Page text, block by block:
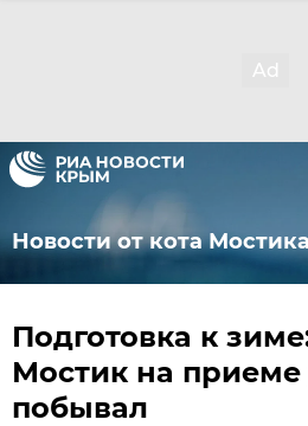
Новости от кота Мостика
Подготовка к
Мостик на приеме
побывал